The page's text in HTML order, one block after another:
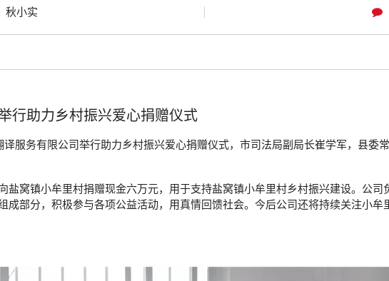
秋小实
行助力乡村振兴爱心捐赠仪式
译服务有限公司举行助力乡村振兴爱心捐赠仪式，市司法局副局长崔学军，县委
盐窝镇小牟里村捐赠现金六万元，用于支持盐窝镇小牟里村乡村振兴建设。公
成部分，积极参与各项公益活动，用真情回馈社会。今后公司还将持续关注小